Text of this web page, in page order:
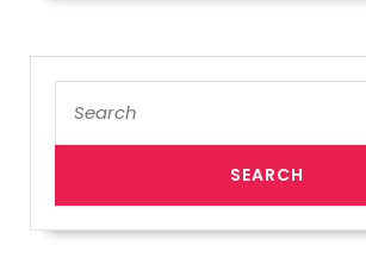
for: